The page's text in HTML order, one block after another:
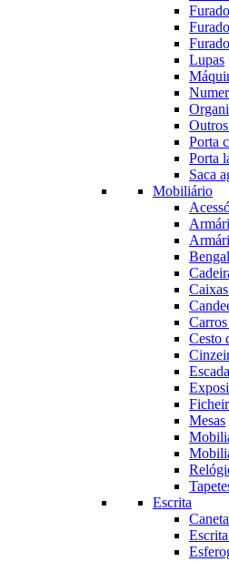
Lupas
Porta
Porta
Saca
Mobiliário
Cesto
Mesas
Escrita